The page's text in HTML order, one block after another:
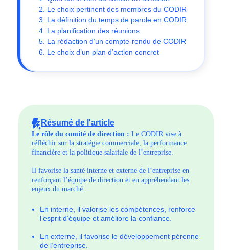
2. Le choix pertinent des membres du CODIR
3. La définition du temps de parole en CODIR
4. La planification des réunions
5. La rédaction d’un compte-rendu de CODIR
6. Le choix d’un plan d’action concret
Résumé de l'article
Le rôle du comité de direction : Le CODIR vise à
réfléchir sur la stratégie commerciale, la performance
financière et la politique salariale de l’entreprise.
Il favorise la santé interne et externe de l’entreprise en
renforçant l’équipe de direction et en appréhendant les
enjeux du marché.
En interne, il valorise les compétences, renforce
l’esprit d’équipe et améliore la confiance.
En externe, il favorise le développement pérenne
de l’entreprise.